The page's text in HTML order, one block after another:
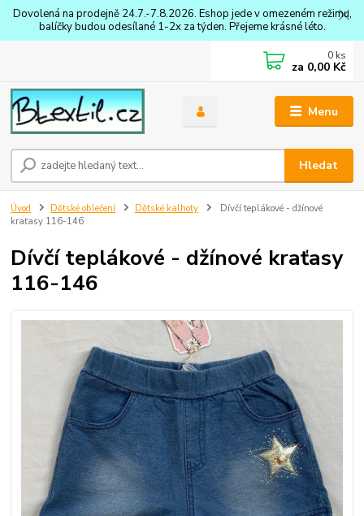
Dovolená na prodejně 24.7.-7.8.2026. Eshop jede v omezeném režimu,
balíčky budou odesílané 1-2x za týden. Přejeme krásné léto.
Menu
Hledat
0 ks
za 0,00 Kč
Úvod Dětské oblečení Dětské kalhoty
Dívčí teplákové - džínové
kraťasy 116-146
Dívčí teplákové - džínové kraťasy
116-146